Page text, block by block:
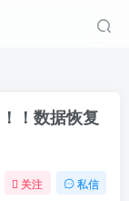
！数据恢复
关注 私信